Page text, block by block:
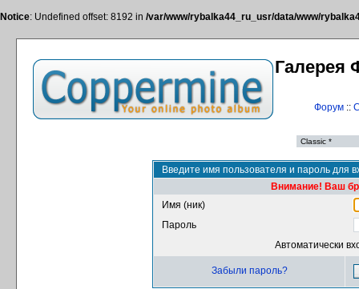
Notice: Undefined offset: 8192 in /var/www/rybalka44_ru_usr/data/www/
Галерея
Форум::
Введите имя пользователя и пароль для
Внимание! Ваш
Имя (ник)
Пароль
Автоматически
Забыли пароль?